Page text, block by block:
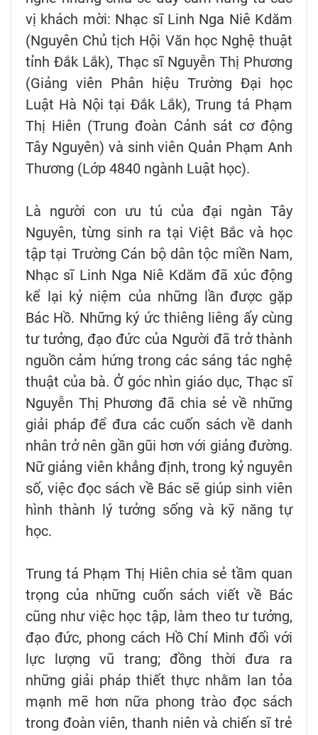
vị khách mời: Nhạc sĩ Linh Nga Niê Kdăm
(Nguyên Chủ tịch Hội Văn học Nghệ thuật
tỉnh Đắk Lắk), Thạc sĩ Nguyễn Thị Phương
(Giảng viên Phân hiệu Trường Đại học
Luật Hà Nội tại Đắk Lắk), Trung tá Phạm
Thị Hiên (Trung đoàn Cảnh sát cơ động
Tây Nguyên) và sinh viên Quản Phạm Anh
Thương (Lớp 4840 ngành Luật học).
Là người con ưu tú của đại ngàn Tây
Nguyên, từng sinh ra tại Việt Bắc và học
tập tại Trường Cán bộ dân tộc miền Nam,
Nhạc sĩ Linh Nga Niê Kdăm đã xúc động
kể lại kỷ niệm của những lần được gặp
Bác Hồ. Những ký ức thiêng liêng ấy cùng
tư tưởng, đạo đức của Người đã trở thành
nguồn cảm hứng trong các sáng tác nghệ
thuật của bà. Ở góc nhìn giáo dục, Thạc sĩ
Nguyễn Thị Phương đã chia sẻ về những
giải pháp để đưa các cuốn sách về danh
nhân trở nên gần gũi hơn với giảng đường.
Nữ giảng viên khẳng định, trong kỷ nguyên
số, việc đọc sách về Bác sẽ giúp sinh viên
hình thành lý tưởng sống và kỹ năng tự
học.
Trung tá Phạm Thị Hiên chia sẻ tầm quan
trọng của những cuốn sách viết về Bác
cũng như việc học tập, làm theo tư tưởng,
đạo đức, phong cách Hồ Chí Minh đối với
lực lượng vũ trang; đồng thời đưa ra
những giải pháp thiết thực nhằm lan tỏa
mạnh mẽ hơn nữa phong trào đọc sách
trong đoàn viên, thanh niên và chiến sĩ trẻ